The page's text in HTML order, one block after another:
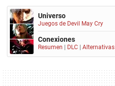
Universo
Juegos de Devil May Cry
Conexiones
Resumen DLC Alternativas